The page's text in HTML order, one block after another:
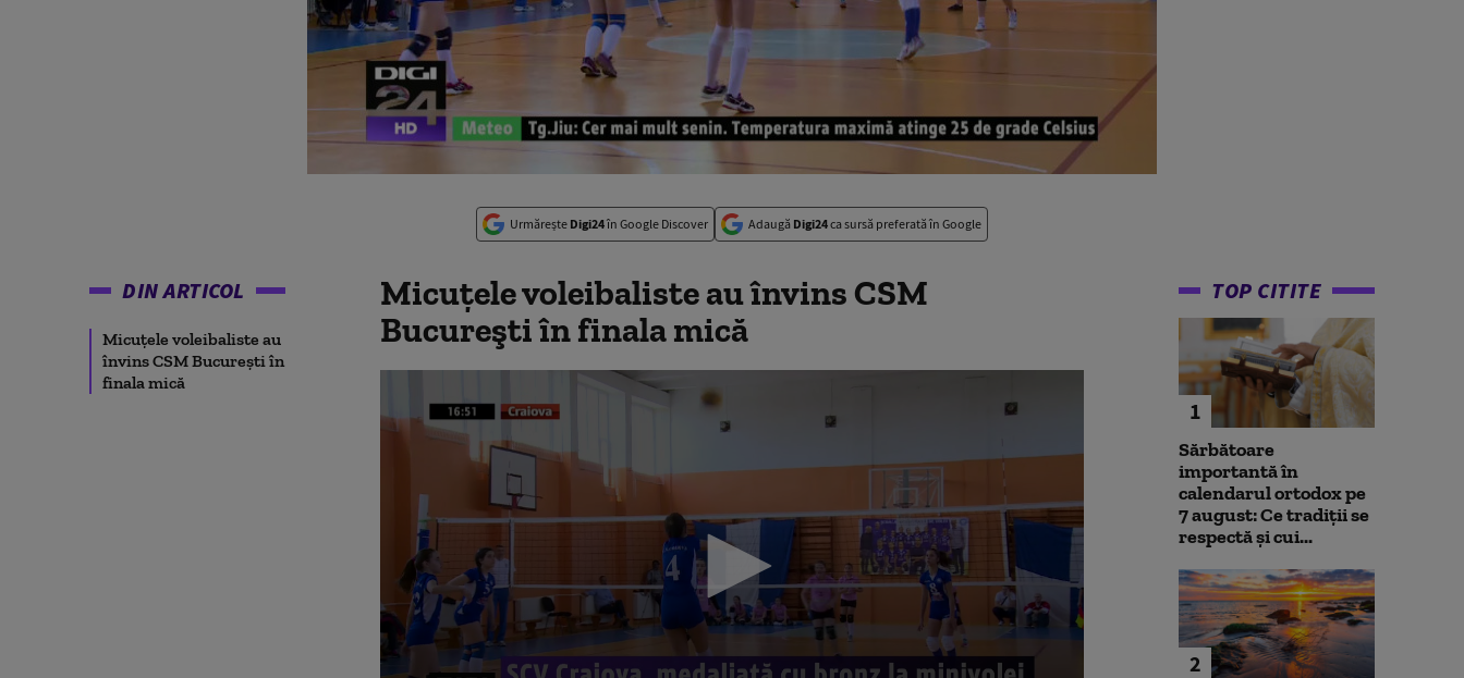
Urmărește Digi24în Google Discover Adaugă Digi24ca sursă preferată în Google
DIN ARTICOL
Micuţele voleibaliste au
învins CSM Bucureşti în
finala mică
Micuţele voleibaliste au învins CSM
Bucureşti în finala mică
TOP CITITE
1
Sărbătoare
importantă în
calendarul ortodox pe
7 august: Ce tradiții se
respectă și cui...
2